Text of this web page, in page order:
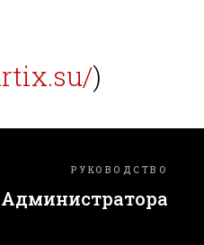
)
РУКОВОДСТВО
Администратора